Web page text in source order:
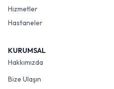
Hizmetler
Hastaneler
KURUMSAL
Hakkımızda
Bize Ulaşın